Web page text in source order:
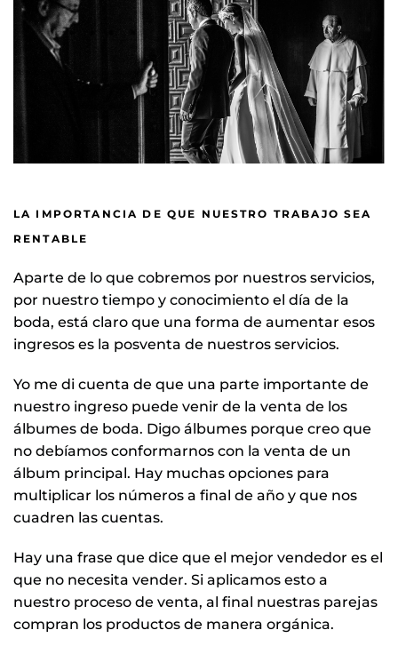
LA IMPORTANCIA DE QUE NUESTRO TRABAJO SEA
RENTABLE
Aparte de lo que cobremos por nuestros servicios,
por nuestro tiempo y conocimiento el día de la
boda, está claro que una forma de aumentar esos
ingresos es la posventa de nuestros servicios.
Yo me di cuenta de que una parte importante de
nuestro ingreso puede venir de la venta de los
álbumes de boda. Digo álbumes porque creo que
no debíamos conformarnos con la venta de un
álbum principal. Hay muchas opciones para
multiplicar los números a final de año y que nos
cuadren las cuentas.
Hay una frase que dice que el mejor vendedor es el
que no necesita vender. Si aplicamos esto a
nuestro proceso de venta, al final nuestras parejas
compran los productos de manera orgánica.